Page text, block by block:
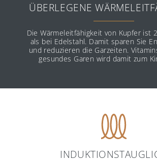
ÜBERLEGENE
Die Wärmeleitfähigkeit von Kupfer ist
als bei Edelstahl. Damit sparen Sie
und reduzieren die Garzeiten.
gesundes Garen wird damit zum